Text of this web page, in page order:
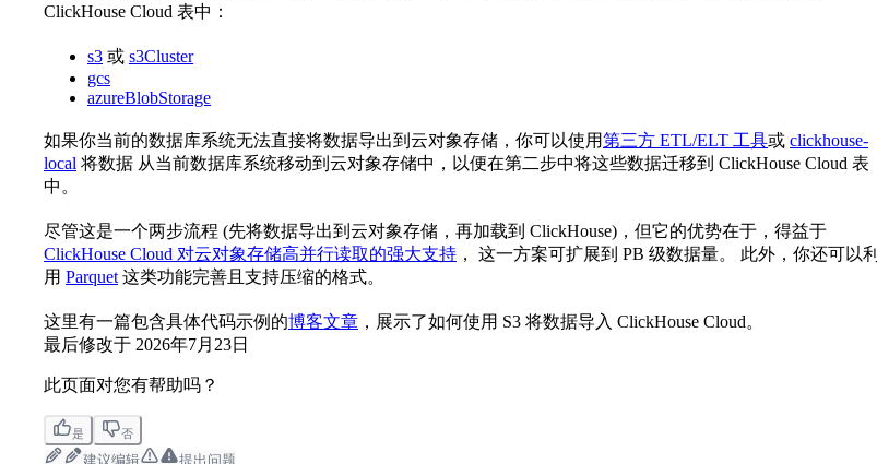
ClickHouse Cloud 表中：
s3 或 s3Cluster
gcs
azureBlobStorage
如果你当前的数据库系统无法直接将数据导出到云对象存储，你可以使用第三方 ETL/ELT 工具或 clickhouse-
local 将数据 从当前数据库系统移动到云对象存储中，以便在第二步中将这些数据迁移到 ClickHouse Cloud 表
中。
尽管这是一个两步流程 (先将数据导出到云对象存储，再加载到 ClickHouse)，但它的优势在于，得益于
ClickHouse Cloud 对云对象存储高并行读取的强大支持 ， 这一方案可扩展到 PB 级数据量。 此外，你还可以利
用 Parquet 这类功能完善且支持压缩的格式。
这里有一篇包含具体代码示例的博客文章 ，展示了如何使用 S3 将数据导入 ClickHouse Cloud。
最后修改于 2026年7月23日
此页面对您有帮助吗？
是 否
建议编辑 提出问题